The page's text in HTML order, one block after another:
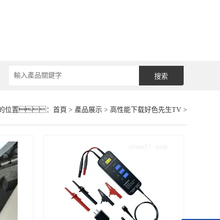
位置： 首頁 > 產品展示> 高性能下载好色先生TV>